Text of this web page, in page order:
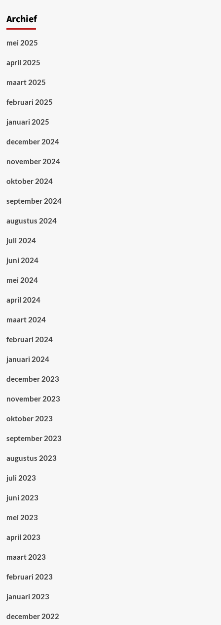
Archief
mei 2025
april 2025
maart 2025
februari 2025
januari 2025
december 2024
november 2024
oktober 2024
september 2024
augustus 2024
juli 2024
juni 2024
mei 2024
april 2024
maart 2024
februari 2024
januari 2024
december 2023
november 2023
oktober 2023
september 2023
augustus 2023
juli 2023
juni 2023
mei 2023
april 2023
maart 2023
februari 2023
januari 2023
december 2022